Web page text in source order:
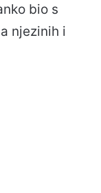
bio s
njezinih i